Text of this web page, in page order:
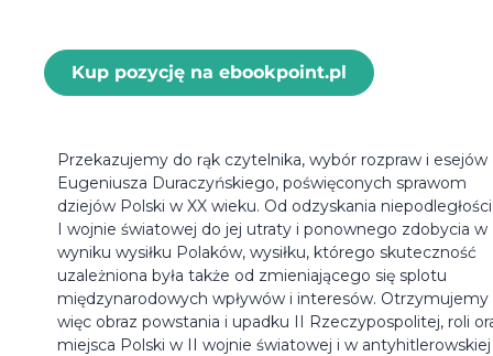
Kup pozycję na ebookpoint.pl
Przekazujemy do rąk czytelnika, wybór rozpraw i esejów
Eugeniusza Duraczyńskiego, poświęconych sprawom
dziejów Polski w XX wieku. Od odzyskania
I wojnie światowej do jej utraty i ponownego zdobycia w
wyniku wysiłku Polaków, wysiłku, którego skuteczność
uzależniona była także od zmieniającego się splotu
międzynarodowych wpływów i interesów. Otrzymujemy
więc obraz powstania i upadku II Rzeczypospolitej, roli
miejsca Polski w II wojnie światowej i w antyhitlerowskiej